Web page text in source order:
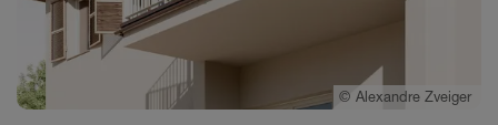
© Alexandre Zveiger